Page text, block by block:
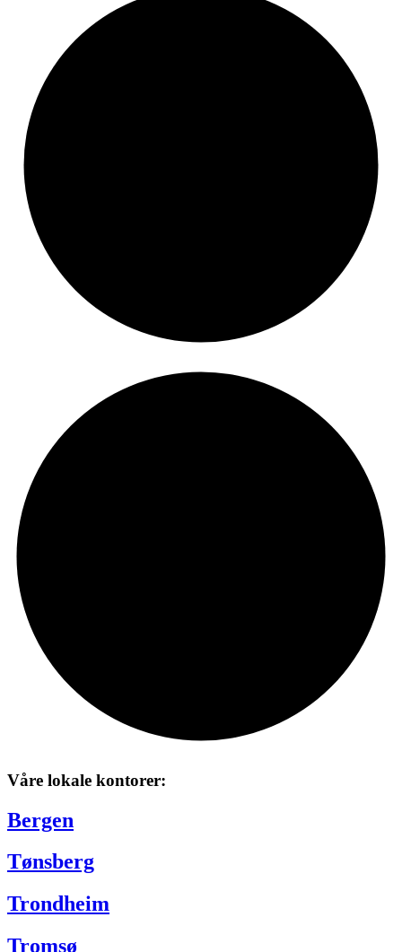
Våre lokale kontorer:
Bergen
Tønsberg
Trondheim
Tromsø